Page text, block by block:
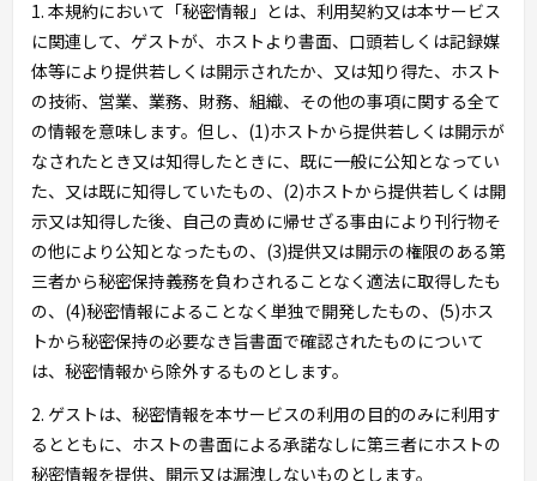
1. 本規約において「秘密情報」とは、利用契約又は本サービス
に関連して、ゲストが、ホストより書面、口頭若しくは記録媒
体等により提供若しくは開示されたか、又は知り得た、ホスト
の技術、営業、業務、財務、組織、その他の事項に関する全て
の情報を意味します。但し、(1)ホストから提供若しくは開示が
なされたとき又は知得したときに、既に一般に公知となってい
た、又は既に知得していたもの、(2)ホストから提供若しくは開
示又は知得した後、自己の責めに帰せざる事由により刊行物そ
の他により公知となったもの、(3)提供又は開示の権限のある第
三者から秘密保持義務を負わされることなく適法に取得したも
の、(4)秘密情報によることなく単独で開発したもの、(5)ホス
トから秘密保持の必要なき旨書面で確認されたものについて
は、秘密情報から除外するものとします。
2. ゲストは、秘密情報を本サービスの利用の目的のみに利用す
るとともに、ホストの書面による承諾なしに第三者にホストの
秘密情報を提供、開示又は漏洩しないものとします。